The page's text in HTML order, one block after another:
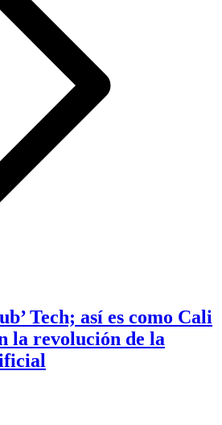
Tech; así es como Cali
la revolución de la